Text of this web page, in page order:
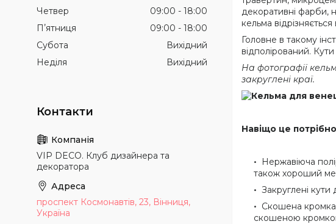
декоративні фарби,
кельма відрізняється
Головне в такому
відполірований.
На фотографії
закруглені краї.
Навіщо це
Нержавіюча
також хороший
Закруглені
Скошена кромка
скошеною
Четвер
09:00
18:00
Пʼятниця
09:00
18:00
Субота
Вихідний
Неділя
Вихідний
VIP DECO. Клуб дизайнера та
декоратора
проспект Космонавтів, 23, Вінниця,
Україна